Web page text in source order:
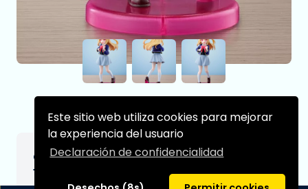
Este sitio web utiliza cookies para mejorar
la experiencia del usuario
Declaración de confidencialidad
Oshi no Ko Estatua PVC Adokenette Ruby
14 cm